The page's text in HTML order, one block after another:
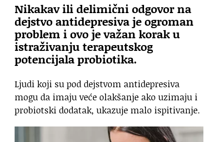
Nikakav ili delimični odgovor na
dejstvo antidepresiva je ogroman
problem i ovo je važan korak u
istraživanju terapeutskog
potencijala probiotika.
Ljudi koji su pod dejstvom antidepresiva
mogu da imaju veće olakšanje ako uzimaju i
probiotski dodatak, ukazuje malo ispitivanje.